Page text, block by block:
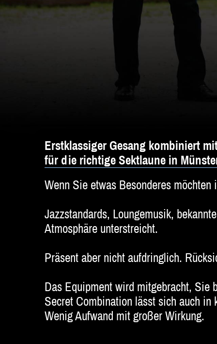
Erstklassiger Gesang kombiniert
für die richtige Sektlaune in
Wenn Sie etwas Besonderes
Jazzstandards, Loungemusik,
Atmosphäre unterstreicht.
Präsent aber nicht aufdringlich.
Das Equipment wird mitgebracht, Sie
Secret Combination lässt sich auch
Wenig Aufwand mit großer Wirkung.